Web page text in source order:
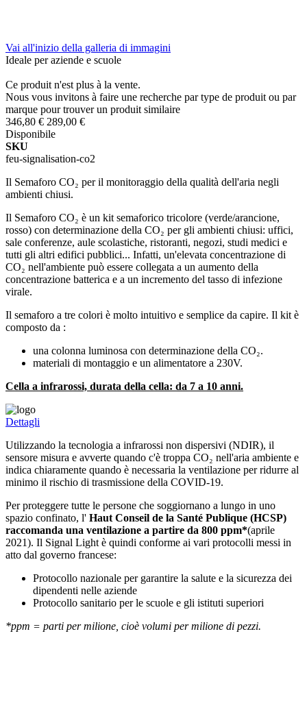
Vai all'inizio della galleria di immagini
Ideale per aziende e scuole
Ce produit n'est plus à la vente.
Nous vous invitons à faire une recherche par type de produit ou par
marque pour trouver un produit similaire
346,80 € 289,00 €
Disponibile
SKU
feu-signalisation-co2
Il Semaforo CO₂ per il monitoraggio della qualità dell'aria negli
ambienti chiusi.
Il Semaforo CO₂ è un kit semaforico tricolore (verde/arancione,
rosso) con determinazione della CO₂ per gli ambienti chiusi: uffici,
sale conferenze, aule scolastiche, ristoranti, negozi, studi medici e
tutti gli altri edifici pubblici... Infatti, un'elevata concentrazione di
CO₂ nell'ambiente può essere collegata a un aumento della
concentrazione batterica e a un incremento del tasso di infezione
virale.
Il semaforo a tre colori è molto intuitivo e semplice da capire. Il kit è
composto da :
una colonna luminosa con determinazione della CO₂.
materiali di montaggio e un alimentatore a 230V.
Cella a infrarossi, durata della cella: da 7 a 10 anni.
Dettagli
Utilizzando la tecnologia a infrarossi non dispersivi (NDIR), il
sensore misura e avverte quando c'è troppa CO₂ nell'aria ambiente e
indica chiaramente quando è necessaria la ventilazione per ridurre al
minimo il rischio di trasmissione della COVID-19.
Per proteggere tutte le persone che soggiornano a lungo in uno
spazio confinato, l' Haut Conseil de la Santé Publique (HCSP)
raccomanda una ventilazione a partire da 800 ppm*(aprile
2021). Il Signal Light è quindi conforme ai vari protocolli messi in
atto dal governo francese:
Protocollo nazionale per garantire la salute e la sicurezza dei
dipendenti nelle aziende
Protocollo sanitario per le scuole e gli istituti superiori
*ppm = parti per milione, cioè volumi per milione di pezzi.